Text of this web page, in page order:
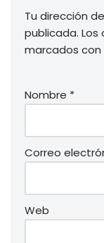
Tu dirección
publicada. Los
marcados con
Nombre *
Correo
Web